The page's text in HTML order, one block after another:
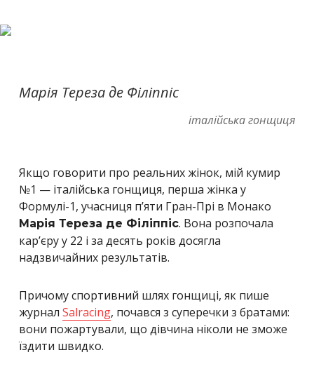
Марія Тереза де Філіппіс
італійська гонщиця
Якщо говорити про реальних жінок, мій кумир
№1 — італійська гонщиця, перша жінка у
Формулі-1, учасниця п’яти Гран-Прі в Монако
Марія Тереза де Філіппіс. Вона розпочала
кар’єру у 22 і за десять років досягла
надзвичайних результатів.
Причому спортивний шлях гонщиці, як пише
журнал Salracing, почався з суперечки з братами:
вони пожартували, що дівчина ніколи не зможе
їздити швидко.